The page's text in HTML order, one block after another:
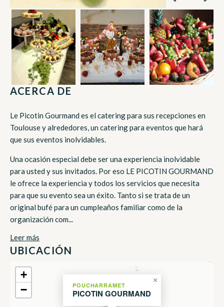
ACERCA DE
Le Picotin Gourmand es el catering para sus recepciones en
Toulouse y alrededores, un catering para eventos que hará
que sus eventos inolvidables.
Una ocasión especial debe ser una experiencia inolvidable
para usted y sus invitados. Por eso LE PICOTIN GOURMAND
le ofrece la experiencia y todos los servicios que necesita
para que su evento sea un éxito. Tanto si se trata de un
original bufé para un cumpleaños familiar como de la
organización com...
Leer más
UBICACIÓN
POUCHARRAMET
PICOTIN GOURMAND
×
+
−